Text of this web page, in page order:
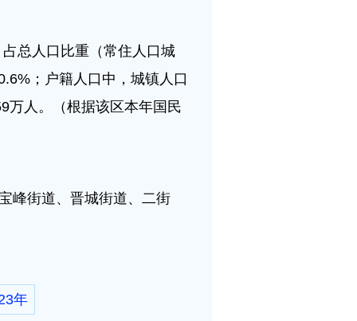
总人口比重（常住人口城
；户籍人口中，城镇人口
万人。（根据该区本年国民
峰街道、晋城街道、二街
年